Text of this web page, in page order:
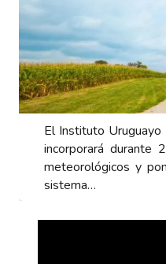
El Instituto
incorporará durante
meteorológicos y
sistema…